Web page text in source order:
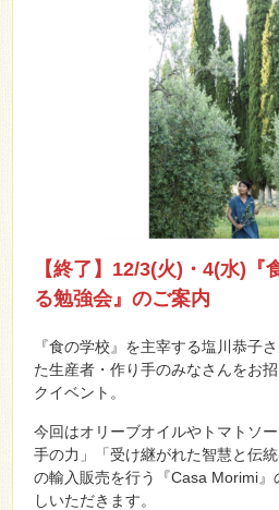
【終了】12/3(火)・4(水)『
る勉強会』のご案内
『食の学校』を主宰する塩川恭子
た生産者・作り手のみなさんをお
クイベント。
今回はオリーブオイルやトマトソ
手の力」「受け継がれた智慧と伝
の輸入販売を行う『Casa Morimi』
しいただきます。